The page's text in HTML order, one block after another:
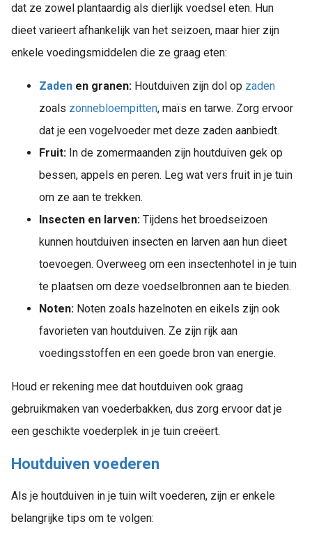
dat ze zowel plantaardig als dierlijk voedsel eten. Hun
dieet varieert afhankelijk van het seizoen, maar hier zijn
enkele voedingsmiddelen die ze graag eten:
Zaden en granen: Houtduiven zijn dol op zaden
zoals zonnebloempitten, maïs en tarwe. Zorg ervoor
dat je een vogelvoeder met deze zaden aanbiedt.
Fruit: In de zomermaanden zijn houtduiven gek op
bessen, appels en peren. Leg wat vers fruit in je tuin
om ze aan te trekken.
Insecten en larven: Tijdens het broedseizoen
kunnen houtduiven insecten en larven aan hun dieet
toevoegen. Overweeg om een insectenhotel in je tuin
te plaatsen om deze voedselbronnen aan te bieden.
Noten: Noten zoals hazelnoten en eikels zijn ook
favorieten van houtduiven. Ze zijn rijk aan
voedingsstoffen en een goede bron van energie.
Houd er rekening mee dat houtduiven ook graag
gebruikmaken van voederbakken, dus zorg ervoor dat je
een geschikte voederplek in je tuin creëert.
Houtduiven voederen
Als je houtduiven in je tuin wilt voederen, zijn er enkele
belangrijke tips om te volgen: